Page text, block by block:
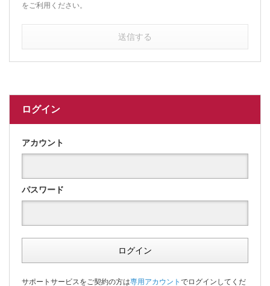
をご利用ください。
送信する
ログイン
アカウント
パスワード
ログイン
サポートサービスをご契約の方は専用アカウント でログインしてくだ